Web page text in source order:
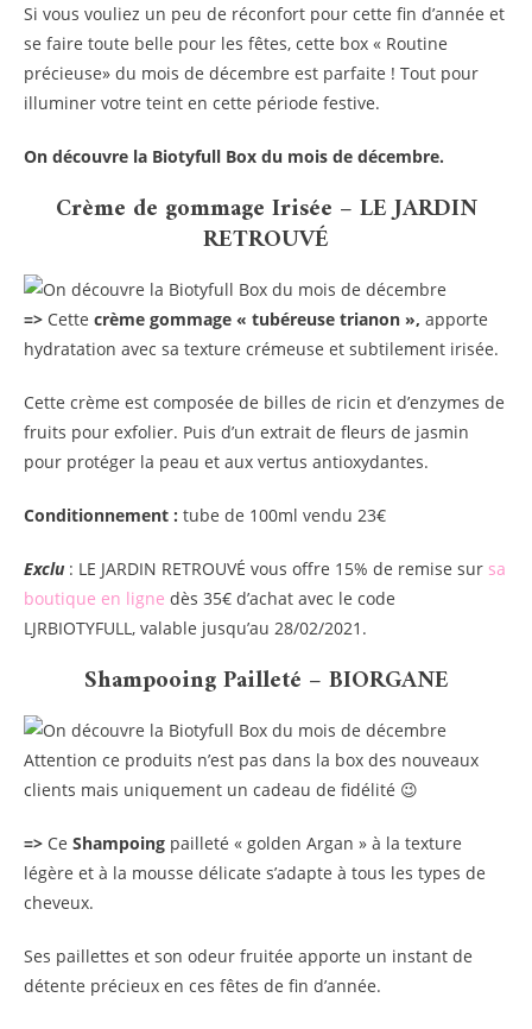
Si vous vouliez un peu de réconfort pour cette fin d’année et
se faire toute belle pour les fêtes, cette box « Routine
précieuse» du mois de décembre est parfaite ! Tout pour
illuminer votre teint en cette période festive.
On découvre la Biotyfull Box du mois de décembre.
Crème de gommage Irisée – LE JARDIN
RETROUVÉ
=> Cette crème gommage « tubéreuse trianon », apporte
hydratation avec sa texture crémeuse et subtilement irisée.
Cette crème est composée de billes de ricin et d’enzymes de
fruits pour exfolier. Puis d’un extrait de fleurs de jasmin
pour protéger la peau et aux vertus antioxydantes.
Conditionnement : tube de 100ml vendu 23€
Exclu : LE JARDIN RETROUVÉ vous offre 15% de remise sur sa
boutique en ligne dès 35€ d’achat avec le code
LJRBIOTYFULL, valable jusqu’au 28/02/2021.
Shampooing Pailleté – BIORGANE
Attention ce produits n’est pas dans la box des nouveaux
clients mais uniquement un cadeau de fidélité 😉
=> Ce Shampoing pailleté « golden Argan » à la texture
légère et à la mousse délicate s’adapte à tous les types de
cheveux.
Ses paillettes et son odeur fruitée apporte un instant de
détente précieux en ces fêtes de fin d’année.